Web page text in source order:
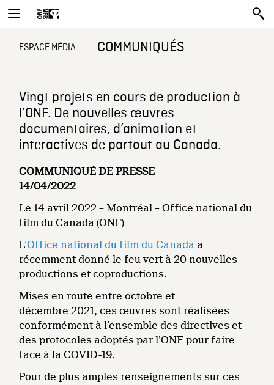
ESPACE MÉDIA COMMUNIQUÉS
Vingt projets en cours de production à
l’ONF. De nouvelles œuvres
documentaires, d’animation et
interactives de partout au Canada.
COMMUNIQUÉ DE PRESSE
14/04/2022
Le 14 avril 2022 – Montréal – Office national du
film du Canada (ONF)
L’Office national du film du Canada a
récemment donné le feu vert à 20 nouvelles
productions et coproductions.
Mises en route entre octobre et
décembre 2021, ces œuvres sont réalisées
conformément à l’ensemble des directives et
des protocoles adoptés par l’ONF pour faire
face à la COVID-19.
Pour de plus amples renseignements sur ces